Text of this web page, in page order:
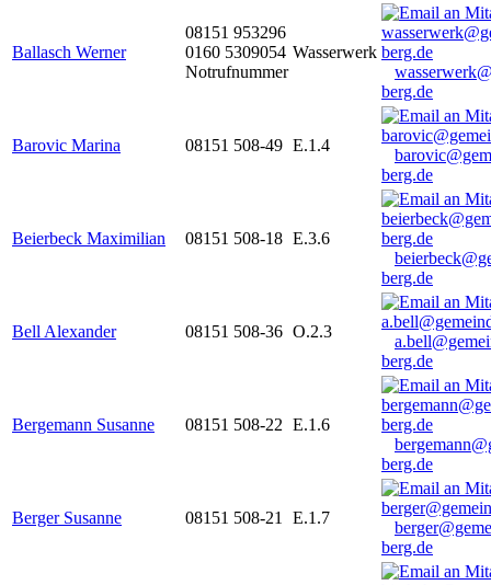
Ballasch Werner
08151 953296
0160 5309054
Notrufnummer
Wasserwerk
berg.de
Barovic Marina 08151 508-49 E.1.4
berg.de
Beierbeck Maximilian 08151 508-18 E.3.6
berg.de
Bell Alexander 08151 508-36 O.2.3
berg.de
Bergemann Susanne 08151 508-22 E.1.6
berg.de
Berger Susanne 08151 508-21 E.1.7
berg.de